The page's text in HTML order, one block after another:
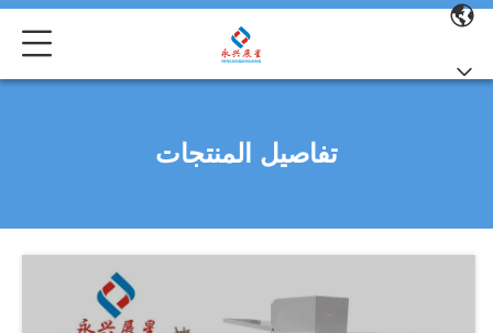
تفاصيل المنتجات